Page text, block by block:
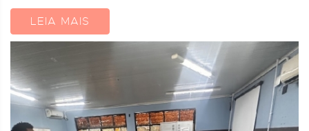
LEIA MAIS